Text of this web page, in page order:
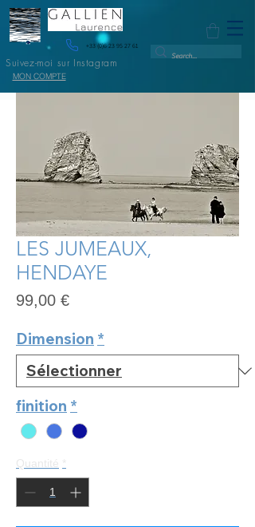
+33 (0)6 23 95 27 61
Suivez-moi sur Instagram
MON COMPTE
LES JUMEAUX,
HENDAYE
99,00 €Prix
Dimension *
finition *